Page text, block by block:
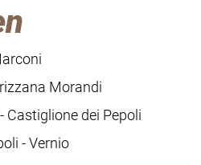
Morandi
Castiglione dei Pepoli
- Vernio